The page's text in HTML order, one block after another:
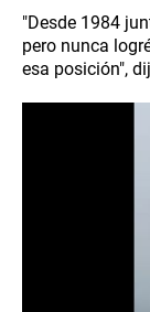
"Desde 1984
pero nunca
esa posición",